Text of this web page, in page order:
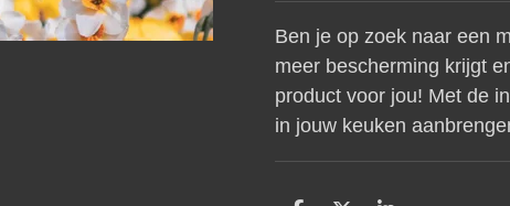
Ben je op zoek naar een
meer bescherming krijgt
product voor jou! Met de
in jouw keuken